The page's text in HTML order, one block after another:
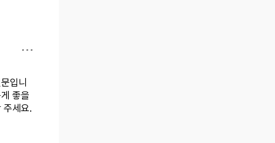
입니
좋을
주세요.